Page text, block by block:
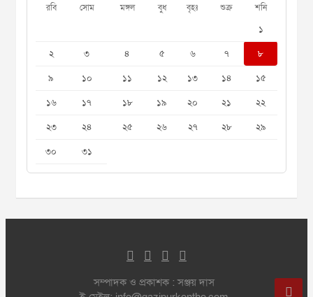
রবি সোম মঙ্গল বুধ বৃহঃ শুক্র শনি
১
২
৩ ৪ ৫ ৬ ৭
৮
৯
১০ ১১ ১২ ১৩ ১৪
১৫
১৬
১৭ ১৮ ১৯ ২০ ২১
২২
২৩
২৪ ২৫ ২৬ ২৭ ২৮
২৯
৩০
৩১
সম্পাদক ও প্রকাশক : সঞ্জয় দাস